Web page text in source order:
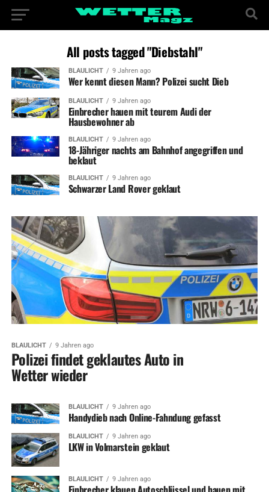
All posts tagged "Diebstahl"
BLAULICHT 9 Jahren ago
Wer kennt diesen Mann? Polizei sucht Dieb
BLAULICHT 9 Jahren ago
Einbrecher hauen mit teurem Audi der
Hausbewohner ab
BLAULICHT 9 Jahren ago
18-Jähriger nachts am Bahnhof angegriffen und
beklaut
BLAULICHT 9 Jahren ago
Schwarzer Land Rover geklaut
BLAULICHT 9 Jahren ago
Polizei findet geklautes Auto in
Wetter wieder
BLAULICHT 9 Jahren ago
Handydieb nach Online-Fahndung gefasst
BLAULICHT 9 Jahren ago
LKW in Volmarstein geklaut
BLAULICHT 9 Jahren ago